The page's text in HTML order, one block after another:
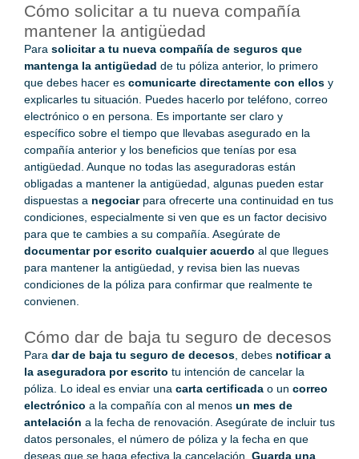
Cómo solicitar a tu nueva compañía
mantener la antigüedad
Para solicitar a tu nueva compañía de seguros que
mantenga la antigüedad de tu póliza anterior, lo primero
que debes hacer es comunicarte directamente con ellos y
explicarles tu situación. Puedes hacerlo por teléfono, correo
electrónico o en persona. Es importante ser claro y
específico sobre el tiempo que llevabas asegurado en la
compañía anterior y los beneficios que tenías por esa
antigüedad. Aunque no todas las aseguradoras están
obligadas a mantener la antigüedad, algunas pueden estar
dispuestas a negociarpara ofrecerte una continuidad en tus
condiciones, especialmente si ven que es un factor decisivo
para que te cambies a su compañía. Asegúrate de
documentar por escrito cualquier acuerdo al que llegues
para mantener la antigüedad, y revisa bien las nuevas
condiciones de la póliza para confirmar que realmente te
convienen.
Cómo dar de baja tu seguro de decesos
Para dar de baja tu seguro de decesos , debes notificar a
la aseguradora por escrito tu intención de cancelar la
póliza. Lo ideal es enviar una carta certificada o un correo
electrónico a la compañía con al menos un mes de
antelación a la fecha de renovación. Asegúrate de incluir tus
datos personales, el número de póliza y la fecha en que
deseas que se haga efectiva la cancelación. Guarda una